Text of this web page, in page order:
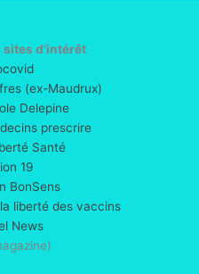
d’intérêt
(ex-Maudrux)
Delepine
prescrire
Santé
19
BonSens
liberté des vaccins
News